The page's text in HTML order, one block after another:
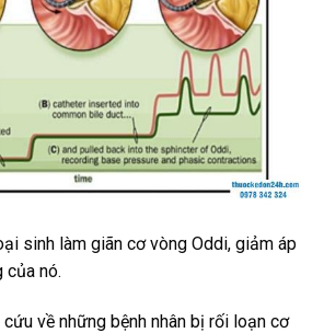
sinh làm giãn cơ vòng Oddi, giảm áp
của nó.
về những bệnh nhân bị rối loạn cơ